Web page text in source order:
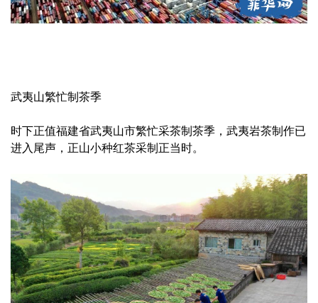
武夷山繁忙制茶季
时下正值福建省武夷山市繁忙采茶制茶季，武夷岩茶制作已
进入尾声，正山小种红茶采制正当时。